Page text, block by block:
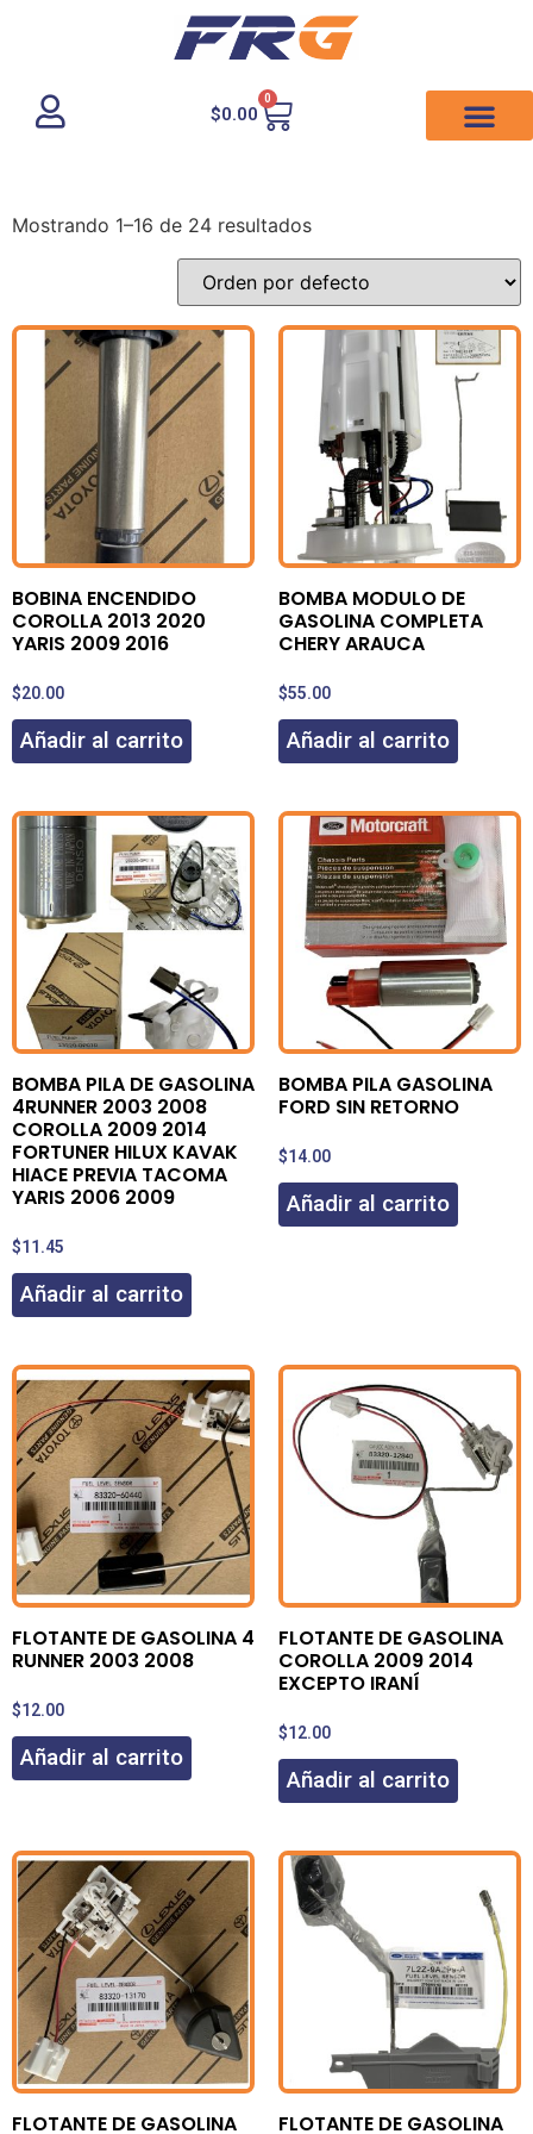
$0.00
0
Mostrando 1–16 de 24 resultados
BOBINA ENCENDIDO
COROLLA 2013 2020
YARIS 2009 2016
$20.00
Añadir al carrito
BOMBA MODULO DE
GASOLINA COMPLETA
CHERY ARAUCA
$55.00
Añadir al carrito
BOMBA PILA DE GASOLINA
4RUNNER 2003 2008
COROLLA 2009 2014
FORTUNER HILUX KAVAK
HIACE PREVIA TACOMA
YARIS 2006 2009
$11.45
Añadir al carrito
BOMBA PILA GASOLINA
FORD SIN RETORNO
$14.00
Añadir al carrito
FLOTANTE DE GASOLINA 4
RUNNER 2003 2008
$12.00
Añadir al carrito
FLOTANTE DE GASOLINA
COROLLA 2009 2014
EXCEPTO IRANÍ
$12.00
Añadir al carrito
FLOTANTE DE GASOLINA
FLOTANTE DE GASOLINA